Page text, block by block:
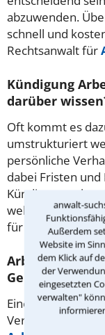
anwalt-
Außerdem
Website im
dem Klick auf
der
eingesetzten
verwalten"
abzuwenden.
schnell und
Rechtsanwalt für
Kündigung
darüber
Oft kommt es
umstrukturiert
persönliche
dabei Fristen
wehren. Bei der
für Arbeitsrecht
Geld abfedern.
Eine